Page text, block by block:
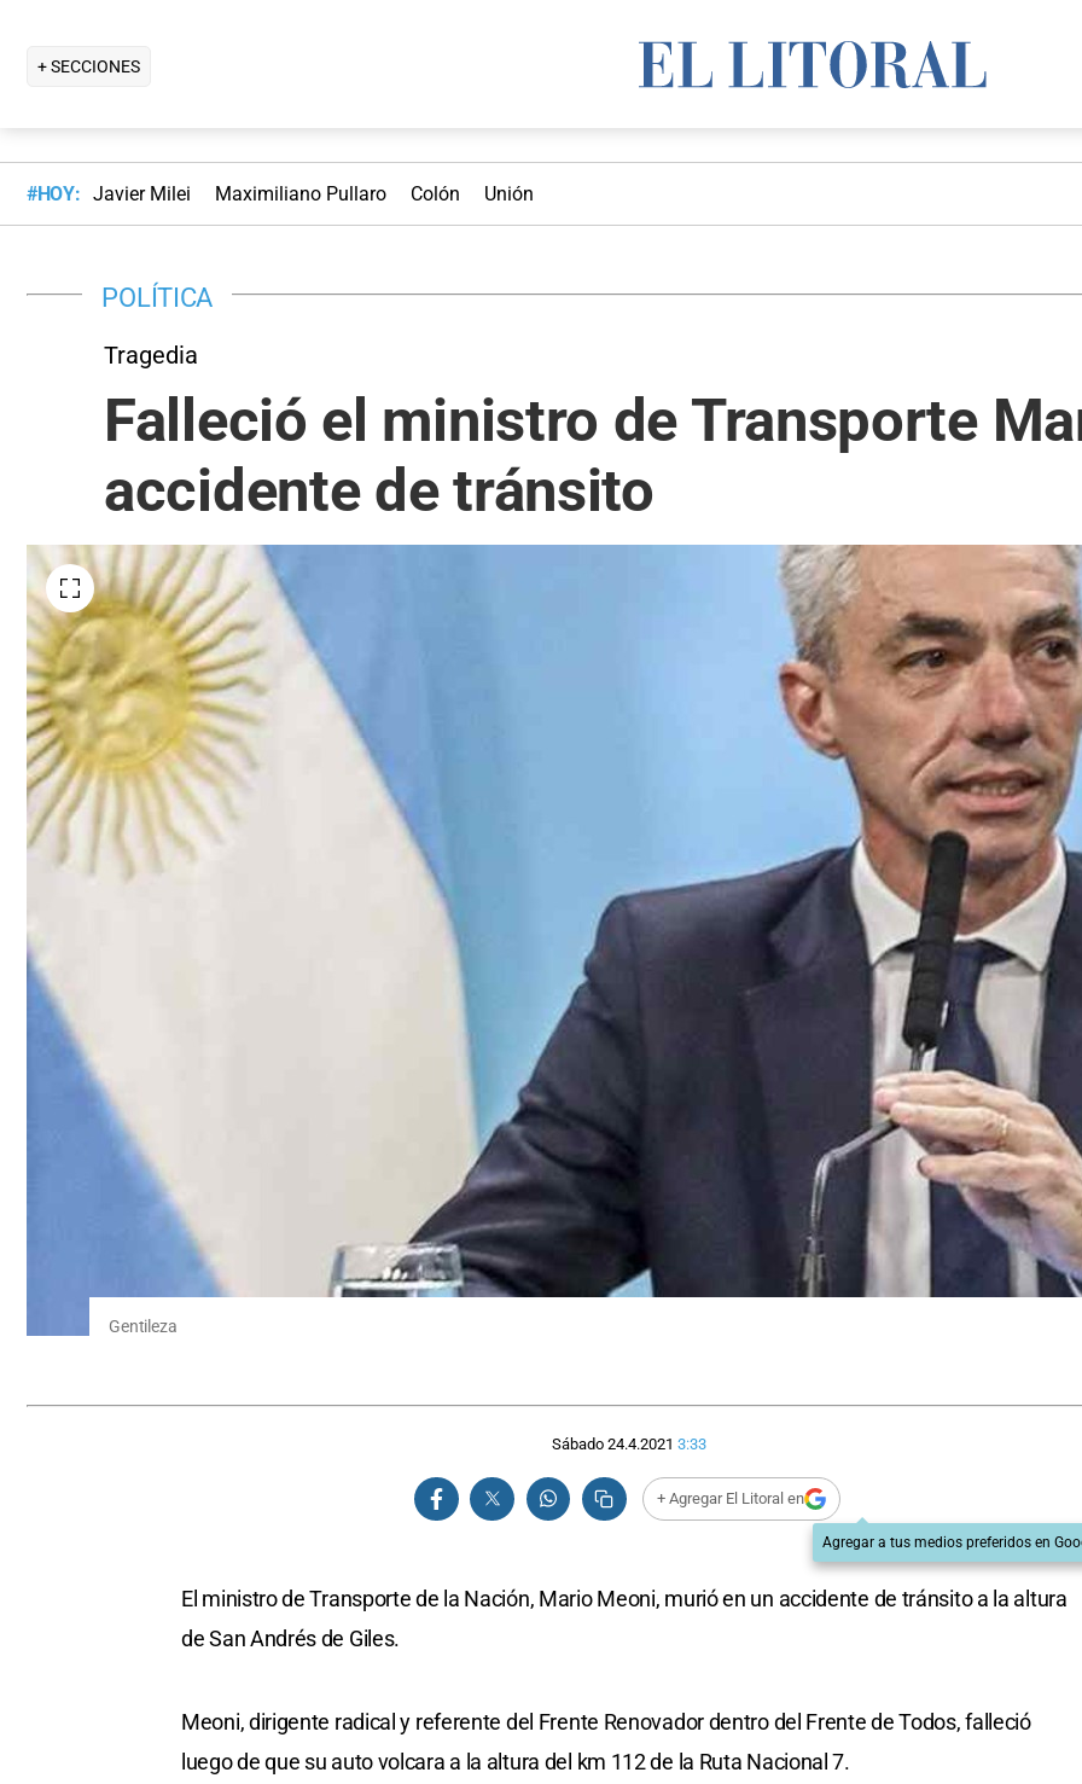
+ SECCIONES
#HOY: Javier Milei Maximiliano Pullaro Colón Unión
POLÍTICA
Tragedia
Falleció el ministro de Transporte
accidente de tránsito
Gentileza
Sábado 24.4.2021 3:33
+ Agregar El Litoral en
Agregar a tus medios preferidos en
El ministro de Transporte de la Nación, Mario Meoni, murió en un accidente de tránsito a la altura
de San Andrés de Giles.
Meoni, dirigente radical y referente del Frente Renovador dentro del Frente de Todos, falleció
luego de que su auto volcara a la altura del km 112 de la Ruta Nacional 7.